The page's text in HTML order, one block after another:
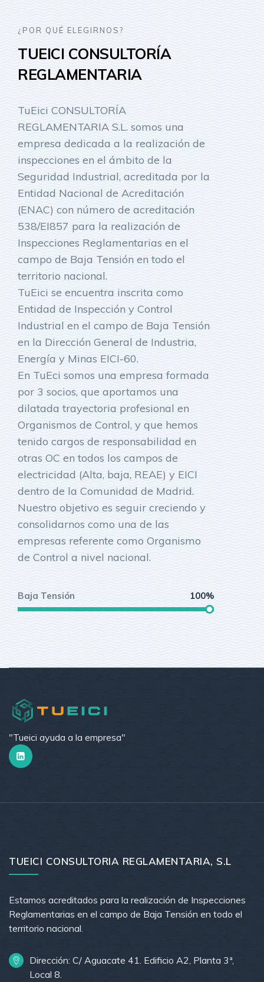
¿POR QUÉ ELEGIRNOS?
TUEICI CONSULTORÍA
REGLAMENTARIA
TuEici CONSULTORÍA
REGLAMENTARIA S.L. somos una
empresa dedicada a la realización de
inspecciones en el ámbito de la
Seguridad Industrial, acreditada por la
Entidad Nacional de Acreditación
(ENAC) con número de acreditación
538/EI857 para la realización de
Inspecciones Reglamentarias en el
campo de Baja Tensión en todo el
territorio nacional.
TuEici se encuentra inscrita como
Entidad de Inspección y Control
Industrial en el campo de Baja Tensión
en la Dirección General de Industria,
Energía y Minas EICI-60.
En TuEci somos una empresa formada
por 3 socios, que aportamos una
dilatada trayectoria profesional en
Organismos de Control, y que hemos
tenido cargos de responsabilidad en
otras OC en todos los campos de
electricidad (Alta, baja, REAE) y EICI
dentro de la Comunidad de Madrid.
Nuestro objetivo es seguir creciendo y
consolidarnos como una de las
empresas referente como Organismo
de Control a nivel nacional.
Baja Tensión 100%
"Tueici ayuda a la empresa"
TUEICI CONSULTORIA REGLAMENTARIA, S.L
Estamos acreditados para la realización de Inspecciones
Reglamentarias en el campo de Baja Tensión en todo el
territorio nacional.
Dirección: C/ Aguacate 41. Edificio A2, Planta 3ª,
Local 8.